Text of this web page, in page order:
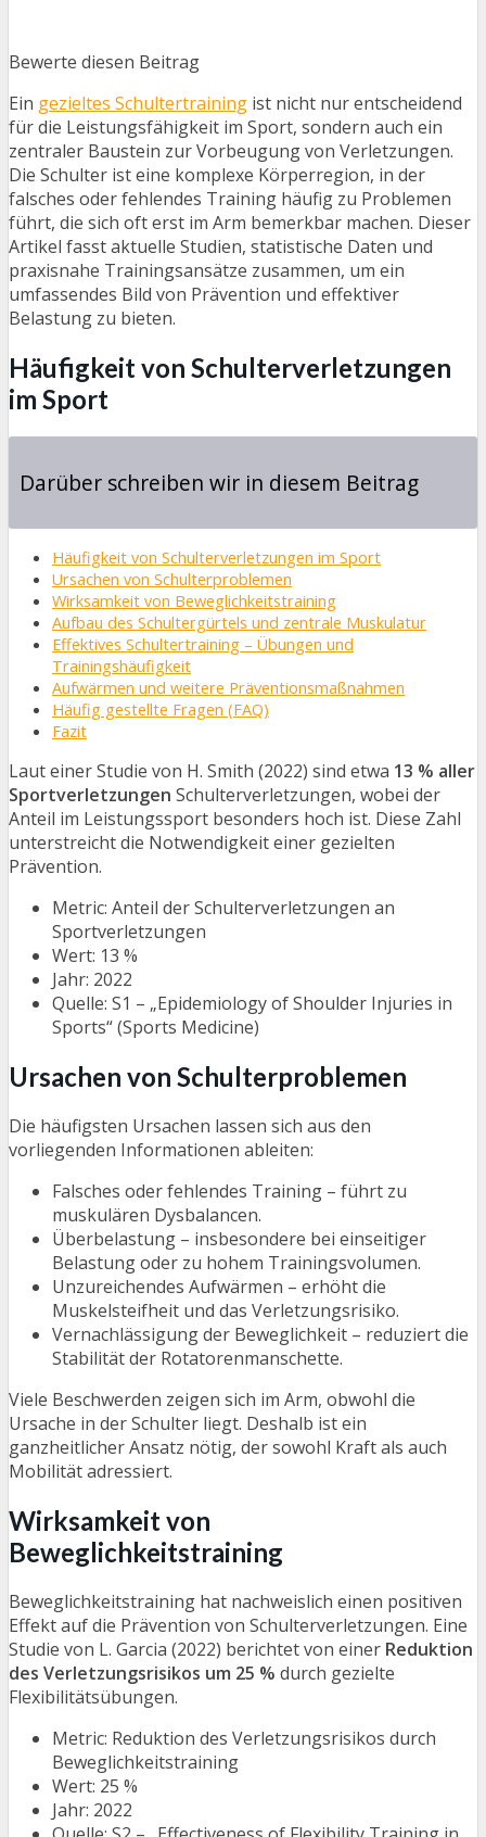
Bewerte diesen Beitrag
Ein gezieltes Schultertraining ist nicht nur entscheidend
für die Leistungsfähigkeit im Sport, sondern auch ein
zentraler Baustein zur Vorbeugung von Verletzungen.
Die Schulter ist eine komplexe Körperregion, in der
falsches oder fehlendes Training häufig zu Problemen
führt, die sich oft erst im Arm bemerkbar machen. Dieser
Artikel fasst aktuelle Studien, statistische Daten und
praxisnahe Trainingsansätze zusammen, um ein
umfassendes Bild von Prävention und effektiver
Belastung zu bieten.
Häufigkeit von Schulterverletzungen
im Sport
Darüber schreiben wir in diesem Beitrag
Häufigkeit von Schulterverletzungen im Sport
Ursachen von Schulterproblemen
Wirksamkeit von Beweglichkeitstraining
Aufbau des Schultergürtels und zentrale Muskulatur
Effektives Schultertraining – Übungen und
Trainingshäufigkeit
Aufwärmen und weitere Präventionsmaßnahmen
Häufig gestellte Fragen (FAQ)
Fazit
Laut einer Studie von H. Smith (2022) sind etwa 13 % aller
Sportverletzungen Schulterverletzungen, wobei der
Anteil im Leistungssport besonders hoch ist. Diese Zahl
unterstreicht die Notwendigkeit einer gezielten
Prävention.
Metric: Anteil der Schulterverletzungen an
Sportverletzungen
Wert: 13 %
Jahr: 2022
Quelle: S1 – „Epidemiology of Shoulder Injuries in
Sports“ (Sports Medicine)
Ursachen von Schulterproblemen
Die häufigsten Ursachen lassen sich aus den
vorliegenden Informationen ableiten:
Falsches oder fehlendes Training – führt zu
muskulären Dysbalancen.
Überbelastung – insbesondere bei einseitiger
Belastung oder zu hohem Trainingsvolumen.
Unzureichendes Aufwärmen – erhöht die
Muskelsteifheit und das Verletzungsrisiko.
Vernachlässigung der Beweglichkeit – reduziert die
Stabilität der Rotatorenmanschette.
Viele Beschwerden zeigen sich im Arm, obwohl die
Ursache in der Schulter liegt. Deshalb ist ein
ganzheitlicher Ansatz nötig, der sowohl Kraft als auch
Mobilität adressiert.
Wirksamkeit von
Beweglichkeitstraining
Beweglichkeitstraining hat nachweislich einen positiven
Effekt auf die Prävention von Schulterverletzungen. Eine
Studie von L. Garcia (2022) berichtet von einer Reduktion
des Verletzungsrisikos um 25 % durch gezielte
Flexibilitätsübungen.
Metric: Reduktion des Verletzungsrisikos durch
Beweglichkeitstraining
Wert: 25 %
Jahr: 2022